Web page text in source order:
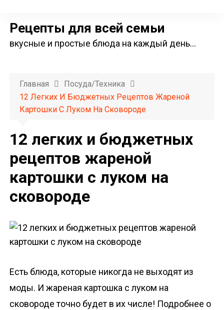
Рецепты для всей семьи
вкусные и простые блюда на каждый день…
Главная
Посуда/техника
12 Легких И Бюджетных Рецептов Жареной
Картошки С Луком На Сковороде
12 легких и бюджетных
рецептов жареной
картошки с луком на
сковороде
Есть блюда, которые никогда не выходят из
моды. И жареная картошка с луком на
сковороде точно будет в их числе! Подробнее о